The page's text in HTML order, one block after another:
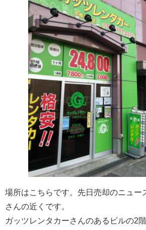
場所はこちらです。先日売却のニュー
さんの近くです。
ガッツレンタカーさんのあるビルの2